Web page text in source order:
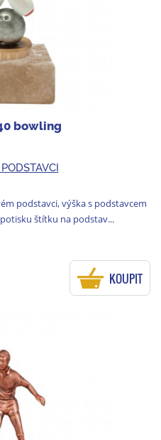
bowling
podstavci, výška s podstavcem
štítku na podstav...
KOUPIT